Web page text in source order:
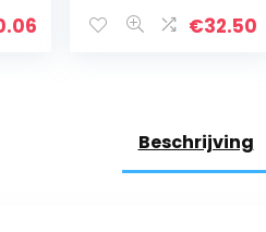
Size
€32.50
Beschrijving